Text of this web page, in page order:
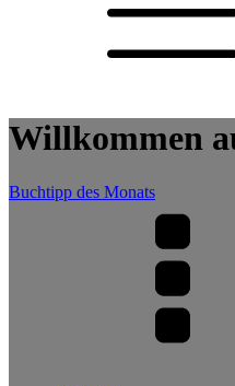
Willkommen
Buchtipp des Monats